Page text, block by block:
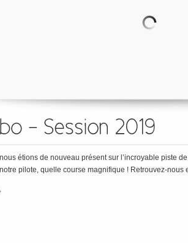
étions de nouveau présent sur l’incroyable piste
pilote, quelle course magnifique ! Retrouvez-